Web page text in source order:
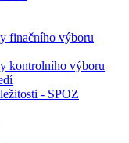
finačního výboru
kontrolního výboru
- SPOZ